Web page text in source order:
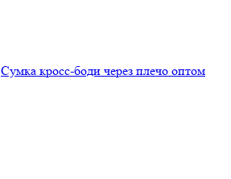
Сумка кросс-боди через плечо оптом